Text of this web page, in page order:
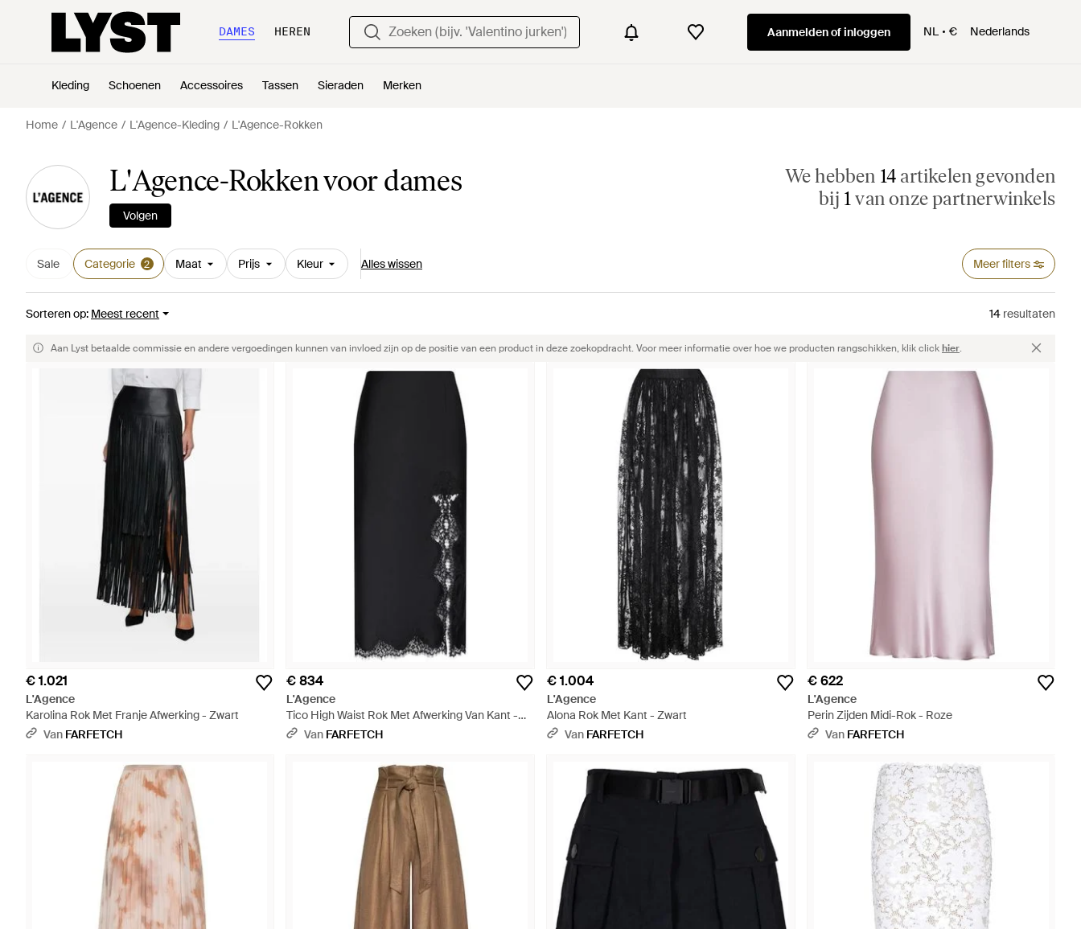
DAMES HEREN Aanmelden of inloggen NL € Nederlands
Kleding Schoenen Accessoires Tassen Sieraden Merken
Home L'Agence L'Agence-Kleding L'Agence-Rokken
L'Agence-Rokken voor dames
Volgen
We hebben 14 artikelen gevonden
bij 1van onze partnerwinkels
Sale Categorie 2 Maat Prijs Kleur Alles wissen Meer filters
Sorteren op: Meest recent 14 resultaten
Aan Lyst betaalde commissie en andere vergoedingen kunnen van invloed zijn op de positie van een product in deze zoekopdracht. Voor meer informatie over hoe we producten rangschikken, klik clickhier.
€ 1.021
L'Agence
Karolina Rok Met Franje Afwerking - Zwart
Van FARFETCH
€ 834
L'Agence
Tico High Waist Rok Met Afwerking Van Kant -
Zwart
Van FARFETCH
€ 1.004
L'Agence
Alona Rok Met Kant - Zwart
Van FARFETCH
€ 622
L'Agence
Perin Zijden Midi-Rok - Roze
Van FARFETCH